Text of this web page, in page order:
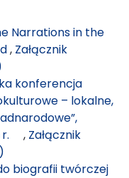
Narrations in the
, Załącznik
konferencja
– lokalne,
r. , Załącznik
biografii twórczej